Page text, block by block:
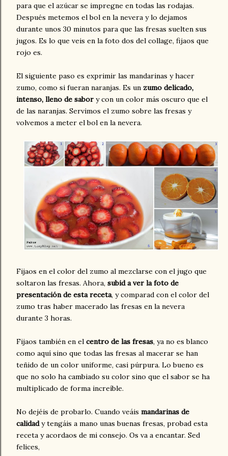
para que el azúcar se impregne en todas las rodajas.
Después metemos el bol en la nevera y lo dejamos
durante unos 30 minutos para que las fresas suelten sus
jugos. Es lo que veis en la foto dos del collage, fijaos que
rojo es.
El siguiente paso es exprimir las mandarinas y hacer
zumo, como si fueran naranjas. Es un zumo delicado,
intenso, lleno de sabor y con un color más oscuro que el
de las naranjas. Servimos el zumo sobre las fresas y
volvemos a meter el bol en la nevera.
Fijaos en el color del zumo al mezclarse con el jugo que
soltaron las fresas. Ahora, subid a ver la foto de
presentación de esta receta, y comparad con el color del
zumo tras haber macerado las fresas en la nevera
durante 3 horas.
Fijaos también en el centro de las fresas, ya no es blanco
como aquí sino que todas las fresas al macerar se han
teñido de un color uniforme, casi púrpura. Lo bueno es
que no solo ha cambiado su color sino que el sabor se ha
multiplicado de forma increíble.
No dejéis de probarlo. Cuando veáis mandarinas de
calidady tengáis a mano unas buenas fresas, probad esta
receta y acordaos de mi consejo. Os va a encantar. Sed
felices,